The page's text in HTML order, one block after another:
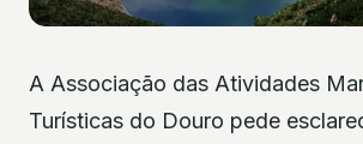
A Associação das Atividades
Turísticas do Douro pede